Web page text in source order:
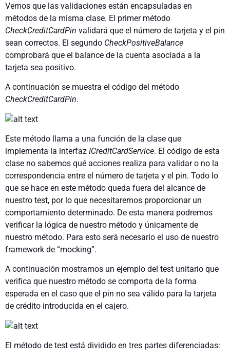
Vemos que las validaciones están encapsuladas en
métodos de la misma clase. El primer método
CheckCreditCardPin validará que el número de tarjeta y el pin
sean correctos. El segundo CheckPositiveBalance
comprobará que el balance de la cuenta asociada a la
tarjeta sea positivo.
A continuación se muestra el código del método
CheckCreditCardPin.
Este método llama a una función de la clase que
implementa la interfaz ICreditCardService. El código de esta
clase no sabemos qué acciones realiza para validar o no la
correspondencia entre el número de tarjeta y el pin. Todo lo
que se hace en este método queda fuera del alcance de
nuestro test, por lo que necesitaremos proporcionar un
comportamiento determinado. De esta manera podremos
verificar la lógica de nuestro método y únicamente de
nuestro método. Para esto será necesario el uso de nuestro
framework de “mocking”.
A continuación mostramos un ejemplo del test unitario que
verifica que nuestro método se comporta de la forma
esperada en el caso que el pin no sea válido para la tarjeta
de crédito introducida en el cajero.
El método de test está dividido en tres partes diferenciadas: